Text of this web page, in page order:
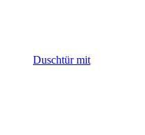
Duschtür mit